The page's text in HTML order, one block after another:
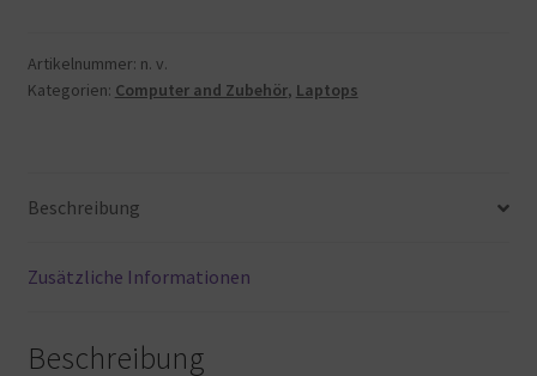
Zoll
FHD
5
8GB
512GB
Artikelnummer: n. v.
Kategorien: Computer and Zubehör, Laptops
Beschreibung
Zusätzliche Informationen
Beschreibung